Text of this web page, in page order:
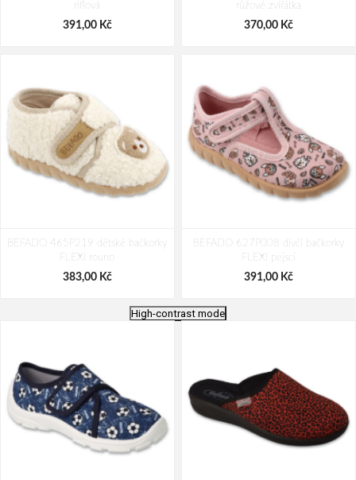
riflová
391,00 Kč
růžové zvířátka
370,00 Kč
BEFADO 465P219 dětské bačkorky
FLEXI rouno
383,00 Kč
BEFADO 627P008 dívčí bačkorky
FLEXI pejsci
391,00 Kč
High-contrast mode